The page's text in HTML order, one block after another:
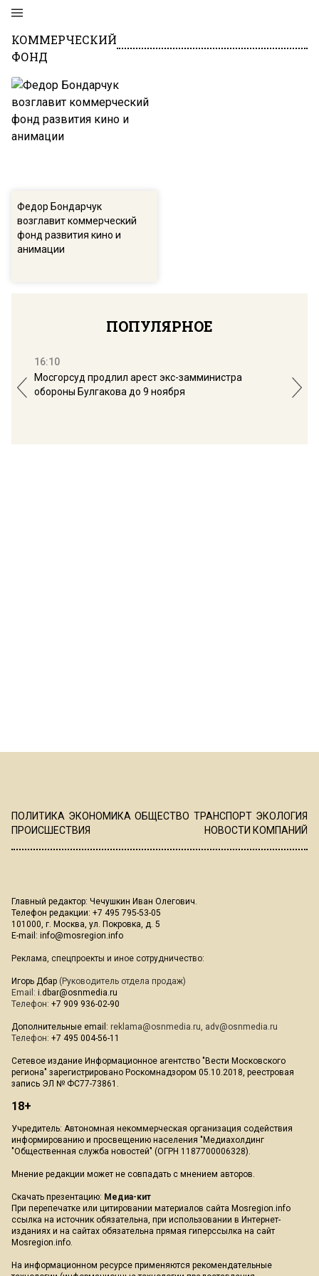
КОММЕРЧЕСКИЙ
ФОНД
Федор Бондарчук
возглавит коммерческий
фонд развития кино и
анимации
ПОПУЛЯРНОЕ
16:10
Мосгорсуд продлил арест экс-замминистра
обороны Булгакова до 9 ноября
ПОЛИТИКА ЭКОНОМИКА ОБЩЕСТВО ТРАНСПОРТ ЭКОЛОГИЯ
ПРОИСШЕСТВИЯ
НОВОСТИ КОМПАНИЙ
Главный редактор: Чечушкин Иван Олегович.
Телефон редакции: +7 495 795-53-05
101000, г. Москва, ул. Покровка, д. 5
E-mail: info@mosregion.info
Реклама, спецпроекты и иное сотрудничество:
Игорь Дбар (Руководитель отдела продаж)
Email: i.dbar@osnmedia.ru
Телефон: +7 909 936-02-90
Дополнительные email: reklama@osnmedia.ru, adv@osnmedia.ru
Телефон: +7 495 004-56-11
Сетевое издание Информационное агентство "Вести Московского
региона" зарегистрировано Роскомнадзором 05.10.2018, реестровая
запись ЭЛ № ФС77-73861.
18+
Учредитель: Автономная некоммерческая организация содействия
информированию и просвещению населения "Медиахолдинг
"Общественная служба новостей" (ОГРН 1187700006328).
Мнение редакции может не совпадать с мнением авторов.
Скачать презентацию: Медиа-кит
При перепечатке или цитировании материалов сайта Mosregion.info
ссылка на источник обязательна, при использовании в Интернет-
изданиях и на сайтах обязательна прямая гиперссылка на сайт
Mosregion.info.
На информационном ресурсе применяются рекомендательные